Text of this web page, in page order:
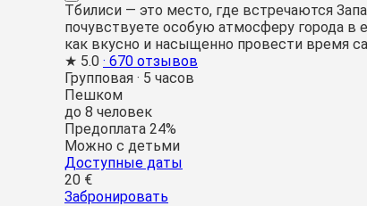
Тбилиси — это место, где встречаются
почувствуете особую атмосферу города в
как вкусно и насыщенно провести время
★ 5.0 · 670 отзывов
Групповая · 5 часов
Пешком
до 8 человек
Предоплата 24%
Можно с детьми
Доступные даты
20 €
Забронировать